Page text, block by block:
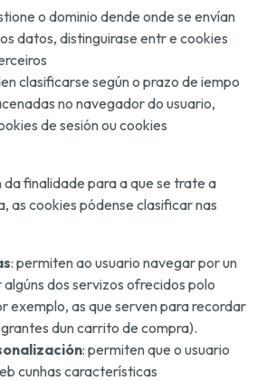
o dominio dende onde se envían
datos, distinguirase entr e cookies
clasificarse según o prazo de iempo
no navegador do usuario,
de sesión ou cookies
da finalidade para a que se trate a
as cookies pódense clasificar nas
: permiten ao usuario navegar por un
dos servizos ofrecidos polo
exemplo, as que serven para recordar
dun carrito de compra).
: permiten que o usuario
cunhas características